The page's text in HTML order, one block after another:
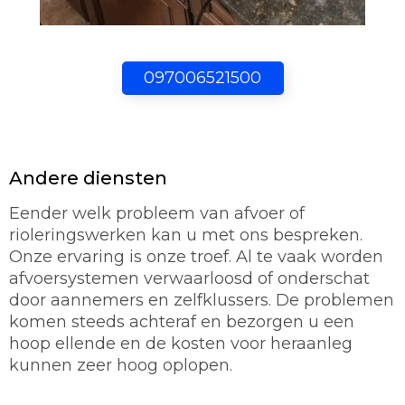
097006521500
Andere diensten
Eender welk probleem van afvoer of
rioleringswerken kan u met ons bespreken.
Onze ervaring is onze troef. Al te vaak worden
afvoersystemen verwaarloosd of onderschat
door aannemers en zelfklussers. De problemen
komen steeds achteraf en bezorgen u een
hoop ellende en de kosten voor heraanleg
kunnen zeer hoog oplopen.